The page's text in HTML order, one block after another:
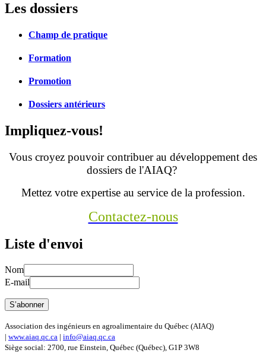
Les dossiers
Champ de pratique
Formation
Promotion
Dossiers antérieurs
Impliquez-vous!
Vous croyez pouvoir contribuer au développement des
dossiers de l'AIAQ?
Mettez votre expertise au service de la profession.
Contactez-nous
Liste d'envoi
Nom
E-mail
Association des ingénieurs en agroalimentaire du Québec (AIAQ)
| www.aiaq.qc.ca | info@aiaq.qc.ca
Siège social: 2700, rue Einstein, Québec (Québec), G1P 3W8